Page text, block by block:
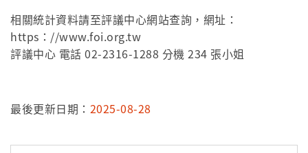
相關統計資料請至評議中心網站查詢，網址：
https：//www.foi.org.tw
評議中心 電話 02-2316-1288 分機 234 張小姐
最後更新日期： 2025-08-28